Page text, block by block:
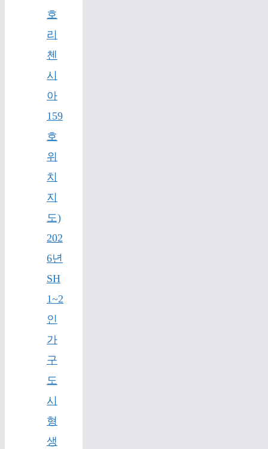
호
리
첸
시
아
159
호
위
치
지
도)
202
6년
SH
1~2
인
가
구
도
시
형
생